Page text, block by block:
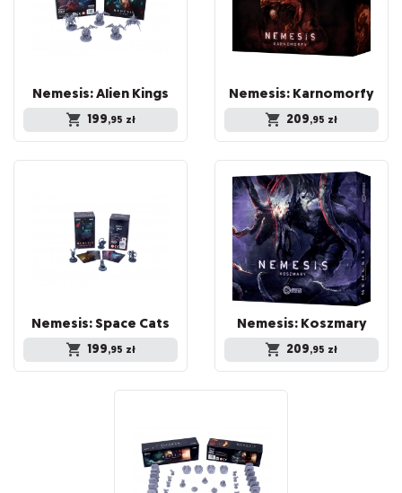
Nemesis:AlienKings
199,95 zł
Nemesis:Karnomorfy
209,95 zł
Nemesis:Space Cats
199,95 zł
Nemesis: Koszmary
209,95 zł